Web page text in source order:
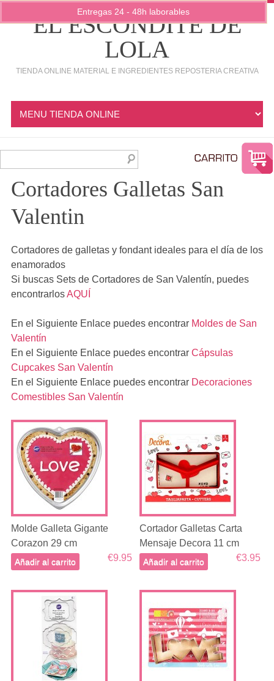
EL ESCONDITE DE
LOLA
TIENDA ONLINE MATERIAL E INGREDIENTES REPOSTERIA CREATIVA
Cortadores Galletas San
Valentin
Cortadores de galletas y fondant ideales para el día de los
enamorados
Si buscas Sets de Cortadores de San Valentín, puedes
encontrarlosAQUÍ
En el Siguiente Enlacepuedes encontrar Moldes de San
Valentín
En el Siguiente Enlacepuedes encontrar Cápsulas
Cupcakes San Valentín
En el Siguiente Enlacepuedes encontrar Decoraciones
Comestibles San Valentín
Molde Galleta Gigante
Corazon 29 cm
€9.95
Añadir al carrito
Cortador Galletas Carta
Mensaje Decora 11 cm
€3.95
Añadir al carrito
Entregas 24 - 48h laborables